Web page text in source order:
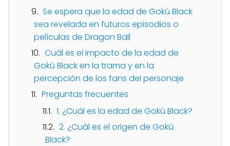
Se espera que la edad de Gokú Black
sea revelada en futuros episodios o
películas de Dragon Ball
Cuál es el impacto de la edad de
Gokú Black en la trama y en la
percepción de los fans del personaje
Preguntas frecuentes
1. ¿Cuál es la edad de Gokú Black?
2. ¿Cuál es el origen de Gokú
Black?